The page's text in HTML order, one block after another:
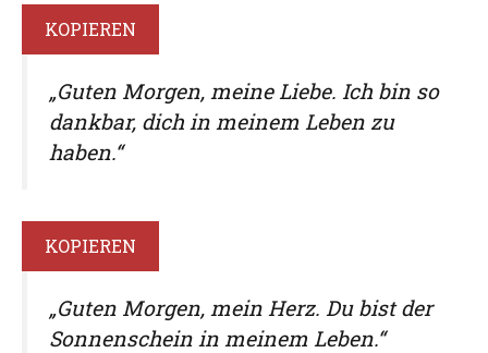
KOPIEREN
„Guten Morgen, meine Liebe. Ich bin so
dankbar, dich in meinem Leben zu
haben.“
KOPIEREN
„Guten Morgen, mein Herz. Du bist der
Sonnenschein in meinem Leben.“